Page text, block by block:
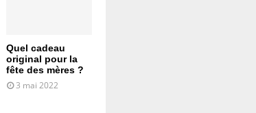
Quel cadeau
original pour la
fête des mères ?
3 mai 2022